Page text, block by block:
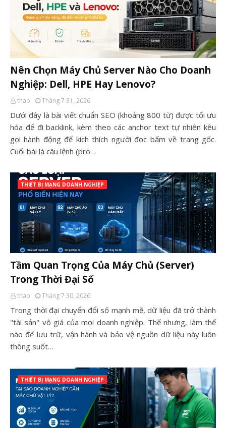
Nên Chọn Máy Chủ Server Nào Cho Doanh
Nghiệp: Dell, HPE Hay Lenovo?
thao Tháng 7 31, 2026
Dưới đây là bài viết chuẩn SEO (khoảng 800 từ) được tối ưu
hóa để đi backlink, kèm theo các anchor text tự nhiên kêu
gọi hành động để kích thích người đọc bấm về trang gốc.
Cuối bài là câu lệnh (pro…
THIẾT BỊ MẠNG DOANH NGHIỆP
Tầm Quan Trọng Của Máy Chủ (Server)
Trong Thời Đại Số
thao Tháng 7 30, 2026
Trong thời đại chuyển đổi số mạnh mẽ, dữ liệu đã trở thành
"tài sản" vô giá của mọi doanh nghiệp. Thế nhưng, làm thế
nào để lưu trữ, vận hành và bảo vệ nguồn dữ liệu này luôn
thông suốt…
THIẾT BỊ MẠNG DOANH NGHIỆP